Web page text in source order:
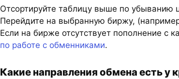
Отсортируйте таблицу выше по убыванию
Перейдите на выбранную биржу,
Если на бирже отсутствует пополнение с
по работе с обменниками.
Какие направления обмена есть у